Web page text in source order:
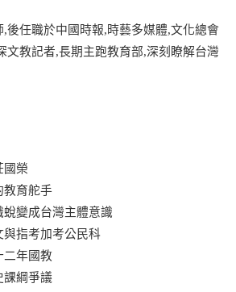
,後任職於中國時報,時藝多媒體,文化總會
文教記者,長期主跑教育部,深刻瞭解台灣
榮
育舵手
變成台灣主體意識
指考加考公民科
年國教
綱爭議